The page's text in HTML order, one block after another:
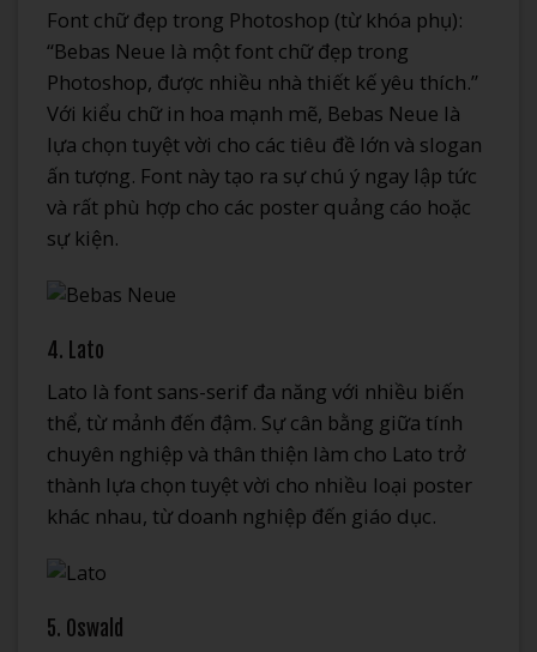
Font chữ đẹp trong Photoshop (từ khóa phụ):
“Bebas Neue là một font chữ đẹp trong
Photoshop, được nhiều nhà thiết kế yêu thích.”
Với kiểu chữ in hoa mạnh mẽ, Bebas Neue là
lựa chọn tuyệt vời cho các tiêu đề lớn và slogan
ấn tượng. Font này tạo ra sự chú ý ngay lập tức
và rất phù hợp cho các poster quảng cáo hoặc
sự kiện.
4. Lato
Lato là font sans-serif đa năng với nhiều biến
thể, từ mảnh đến đậm. Sự cân bằng giữa tính
chuyên nghiệp và thân thiện làm cho Lato trở
thành lựa chọn tuyệt vời cho nhiều loại poster
khác nhau, từ doanh nghiệp đến giáo dục.
5. Oswald